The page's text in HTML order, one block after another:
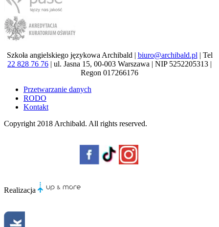
Szkoła angielskiego językowa Archibald | biuro@archibald.pl | Tel
22 828 76 76 | ul. Jasna 15, 00-003 Warszawa | NIP 5252205313 |
Regon 017266176
Przetwarzanie danych
RODO
Kontakt
Copyright 2018 Archibald. All rights reserved.
Realizacja